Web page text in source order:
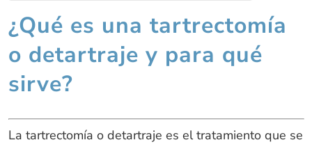
¿Qué es una tartrectomía
o detartraje y para qué
sirve?
La tartrectomía o detartraje es el tratamiento que se